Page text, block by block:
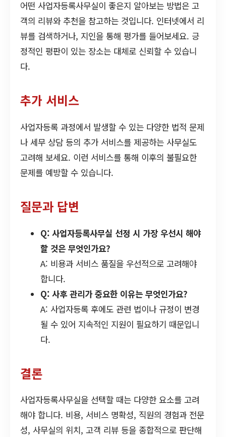
어떤 사업자등록사무실이 좋은지 알아보는 방법은 고
객의 리뷰와 추천을 참고하는 것입니다. 인터넷에서 리
뷰를 검색하거나, 지인을 통해 평가를 들어보세요. 긍
정적인 평판이 있는 장소는 대체로 신뢰할 수 있습니
다.
추가 서비스
사업자등록 과정에서 발생할 수 있는 다양한 법적 문제
나 세무 상담 등의 추가 서비스를 제공하는 사무실도
고려해 보세요. 이런 서비스를 통해 이후의 불필요한
문제를 예방할 수 있습니다.
질문과 답변
Q: 사업자등록사무실 선정 시 가장 우선시 해야
할 것은 무엇인가요?
A: 비용과 서비스 품질을 우선적으로 고려해야
합니다.
Q: 사후 관리가 중요한 이유는 무엇인가요?
A: 사업자등록 후에도 관련 법이나 규정이 변경
될 수 있어 지속적인 지원이 필요하기 때문입니
다.
결론
사업자등록사무실을 선택할 때는 다양한 요소를 고려
해야 합니다. 비용, 서비스 명확성, 직원의 경험과 전문
성, 사무실의 위치, 고객 리뷰 등을 종합적으로 판단해